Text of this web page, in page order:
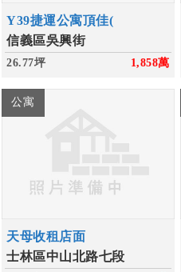
Y39捷運公寓頂佳(
信義區吳興街
26.77坪 1,858萬
公寓
天母收租店面
士林區中山北路七段